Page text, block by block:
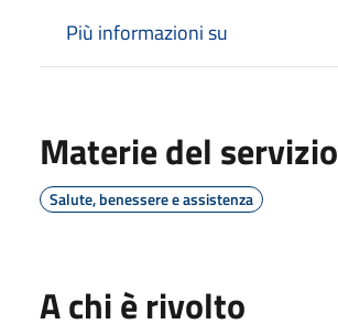
Più informazioni su
Materie del servizio
Salute, benessere e assistenza
A chi è rivolto